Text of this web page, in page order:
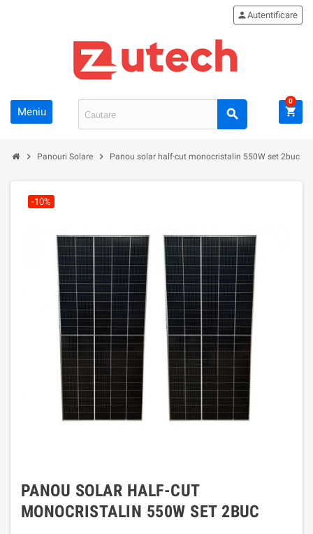
Meniu search
personAutentificare
shopping_cart
0
chevron_right Panouri Solare chevron_right Panou solar half-cut monocristalin 550W set 2buc
-10%
PANOU SOLAR HALF-CUT
MONOCRISTALIN 550W SET 2BUC